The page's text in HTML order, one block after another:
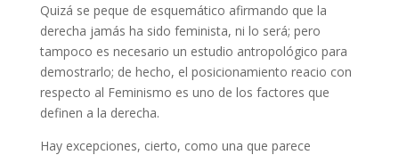
Quizá se peque de esquemático afirmando que la
derecha jamás ha sido feminista, ni lo será; pero
tampoco es necesario un estudio antropológico para
demostrarlo; de hecho, el posicionamiento reacio con
respecto al Feminismo es uno de los factores que
definen a la derecha.
Hay excepciones, cierto, como una que parece